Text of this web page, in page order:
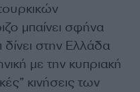
μπαίνει σφήνα
στην Ελλάδα
με την κυπριακή
κινήσεις των